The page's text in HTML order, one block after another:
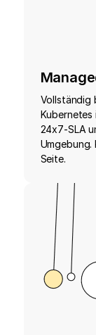
Vollständig
Kubernetes
24x7-SLA
Seite.